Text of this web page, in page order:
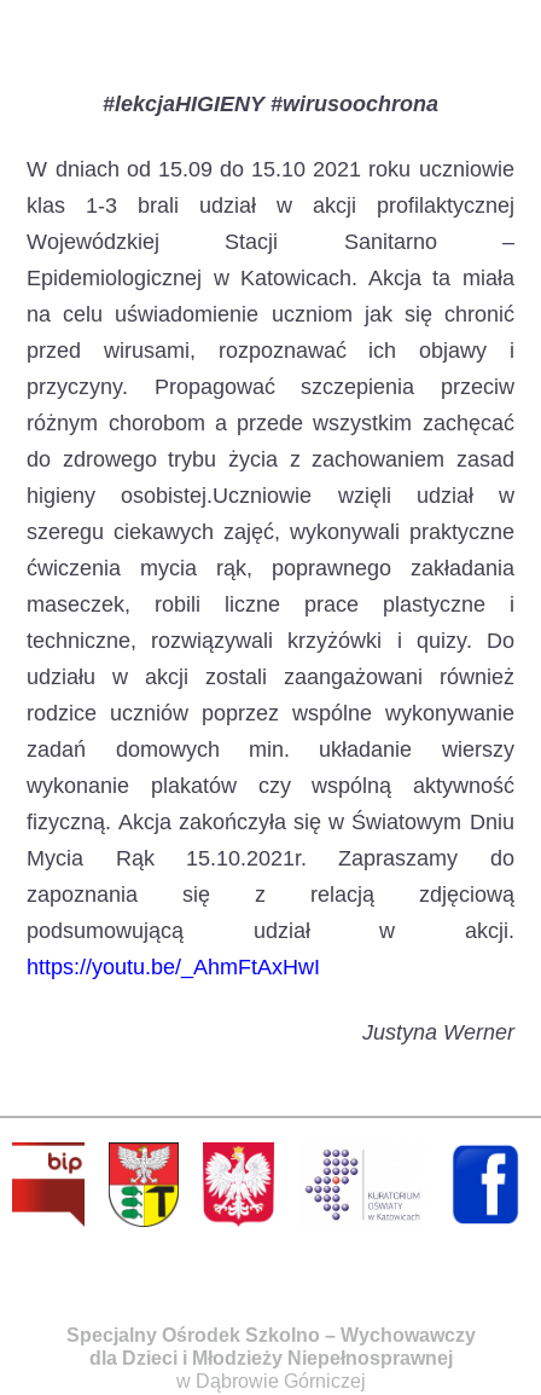
#lekcjaHIGIENY #wirusoochrona
W dniach od 15.09 do 15.10 2021 roku uczniowie
klas 1-3 brali udział w akcji profilaktycznej
Wojewódzkiej Stacji Sanitarno –
Epidemiologicznej w Katowicach. Akcja ta miała
na celu uświadomienie uczniom jak się chronić
przed wirusami, rozpoznawać ich objawy i
przyczyny. Propagować szczepienia przeciw
różnym chorobom a przede wszystkim zachęcać
do zdrowego trybu życia z zachowaniem zasad
higieny osobistej.Uczniowie wzięli udział w
szeregu ciekawych zajęć, wykonywali praktyczne
ćwiczenia mycia rąk, poprawnego zakładania
maseczek, robili liczne prace plastyczne i
techniczne, rozwiązywali krzyżówki i quizy. Do
udziału w akcji zostali zaangażowani również
rodzice uczniów poprzez wspólne wykonywanie
zadań domowych min. układanie wierszy
wykonanie plakatów czy wspólną aktywność
fizyczną. Akcja zakończyła się w Światowym Dniu
Mycia Rąk 15.10.2021r. Zapraszamy do
zapoznania się z relacją zdjęciową
podsumowującą udział w akcji.
https://youtu.be/_AhmFtAxHwI
Justyna Werner
Specjalny Ośrodek Szkolno – Wychowawczy
dla Dzieci i Młodzieży Niepełnosprawnej
w Dąbrowie Górniczej